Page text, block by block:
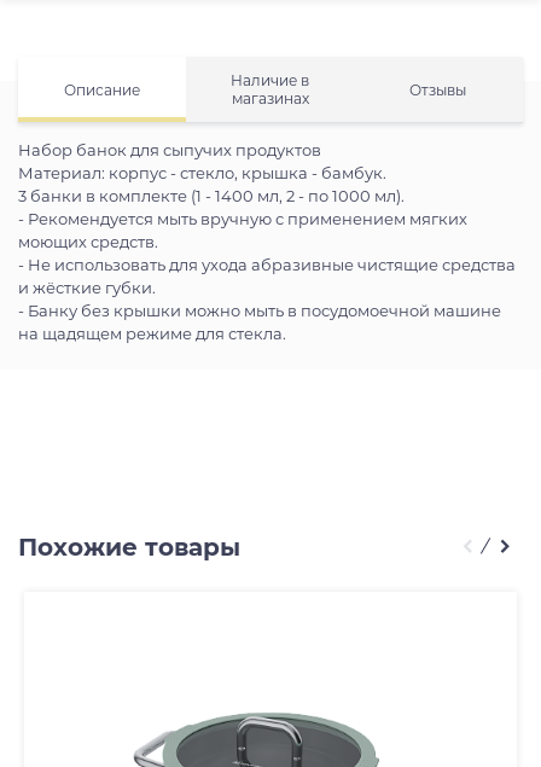
Описание
Наличие в
магазинах
Отзывы
Набор банок для сыпучих продуктов
Материал: корпус - стекло, крышка - бамбук.
3 банки в комплекте (1 - 1400 мл, 2 - по 1000 мл).
- Рекомендуется мыть вручную с применением мягких
моющих средств.
- Не использовать для ухода абразивные чистящие средства
и жёсткие губки.
- Банку без крышки можно мыть в посудомоечной машине
на щадящем режиме для стекла.
Похожие товары